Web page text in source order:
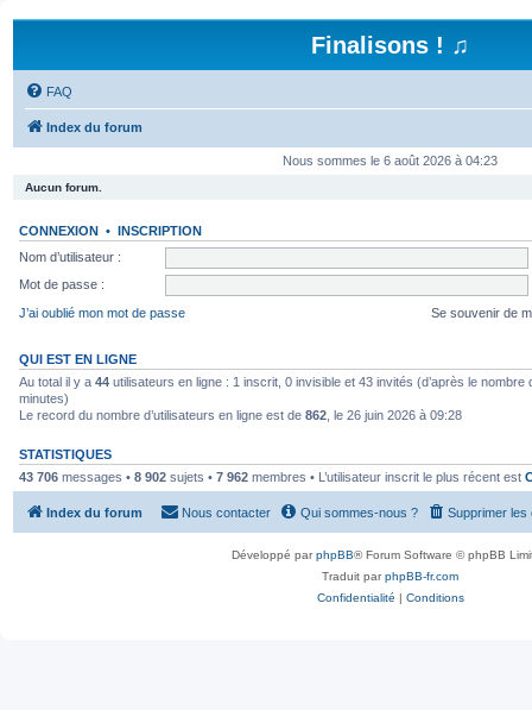
Finalisons ! ♫
FAQ
Index du forum
Nous sommes le 6 août 2026 à 04:23
Aucun forum.
CONNEXION • INSCRIPTION
Nom d’utilisateur :
Mot de passe :
J’ai oublié mon mot de passe
Se souvenir de
QUI EST EN LIGNE
Au total il y a 44 utilisateurs en ligne : 1 inscrit, 0 invisible et 43 invités (d’après le nombre
minutes)
Le record du nombre d’utilisateurs en ligne est de 862 , le 26 juin 2026 à 09:28
STATISTIQUES
43 706 messages • 8 902 sujets • 7 962 membres • L’utilisateur inscrit le plus récent est
Index du forum Supprimer les
Qui sommes-nous ?
Nous contacter
Développé parphpBB® Forum Software © phpBB
Traduit parphpBB-fr.com
Confidentialité | Conditions